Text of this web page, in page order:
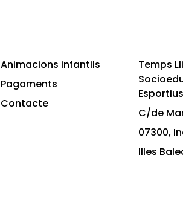
Animacions infantils
Pagaments
Contacte
Temps
C/de
07300,
Illes